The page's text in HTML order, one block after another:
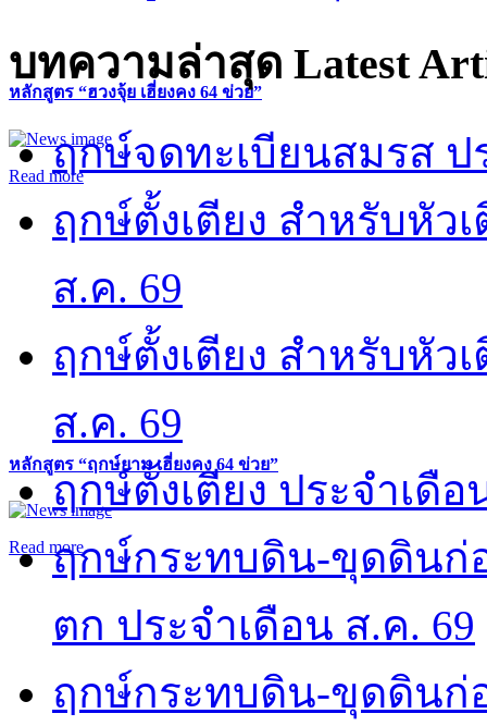
หลักสูตร “ฮวงจุ้ย เฮี่ยงคง 64 ข่วย”
Read more
หลักสูตร “ฤกษ์ยาม เฮี่ยงคง 64 ข่วย”
Read more
บทความล่าสุด Latest
ฤกษ์จดทะเบียนสมรส ป
ฤกษ์ตั้งเตียง สำหรับหัว
ส.ค. 69
ฤกษ์ตั้งเตียง สำหรับหัว
ส.ค. 69
ฤกษ์ตั้งเตียง ประจำเดือ
ฤกษ์กระทบดิน-ขุดดินก่
ตก ประจำเดือน ส.ค. 69
ฤกษ์กระทบดิน-ขุดดินก่